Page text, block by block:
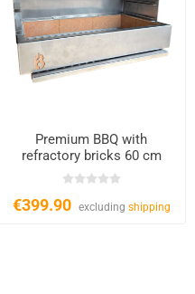
Premium BBQ with
refractory bricks 60 cm
€399.90 excluding shipping